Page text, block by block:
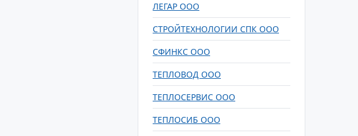
ЛЕГАР ООО
СТРОЙТЕХНОЛОГИИ СПК ООО
СФИНКС ООО
ТЕПЛОВОД ООО
ТЕПЛОСЕРВИС ООО
ТЕПЛОСИБ ООО